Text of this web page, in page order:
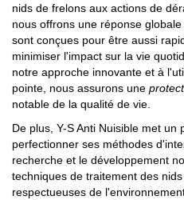
nids de frelons aux actions de
nous offrons une réponse
sont conçues pour être aussi
minimiser l'impact sur la vie
notre approche innovante et à
pointe, nous assurons une
notable de la qualité de vie.
De plus, Y-S Anti Nuisible met
perfectionner ses méthodes
recherche et le développement
techniques de traitement des
respectueuses de